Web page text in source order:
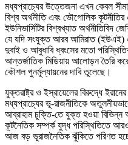
মধ্যপ্রাচ্যের উত্তেজনা এখন কেবল
বিশ্ব অর্থনীতি এবং ভৌগোলিক কূটনীতির
ইউনিভার্সিটির বিশ্বখ্যাত অর্থনীতিবিদ
যে যদি সংযুক্ত আরব আমিরাত (ইউএই)
দুবাই ও আবুধাবি ধ্বংসের মতো
আন্তর্জাতিক মিডিয়ায় আলোড়ন তৈরি
কৌশল পুনর্মূল্যায়নের দাবি তুলেছে।
যুক্তরাষ্ট্র ও ইস্রায়েলের বিরুদ্ধে
মধ্যপ্রাচ্যের ভূ‑রাজনীতিকে
আব্রাহাম চুক্তি‑তে যুক্ত হওয়া
কূটনৈতিক সম্পর্ক যুদ্ধ পরিস্থিতিতে
আজ বড় ভূরাজনৈতিক ঝুঁকিতে পরিণত